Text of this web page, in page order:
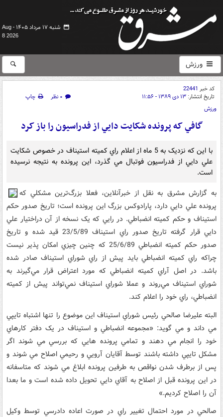
شنبه ۱۷ مرداد ۱۴۰۵ -
Aug
8 2026
ورزش
کد خبر 22441
تاریخ انتشار: ۱۳ دی ۱۳۸۹ - ۱۱:۵۶ ۰ نظر
چاپ
ورزش
گافي که پرونده شکايت دايي از فدراسيون را باز کرد
با اين که نزديک به 5 ماه از اعلام راي کميته استيناف در خصوص شکايت
علي دايي از فدراسيون فوتبال مي گذرد، اين پرونده به نتيجه نرسيده
است.
به گزارش مشرق به نقل از خبرآنلاين، فعلا بزرگ‌ترين مشکلي که
پرونده علي دايي دارد، پارادوکس بزرگ اين پرونده است؛ تاريخ صدور حکم
استيناف و حکم کميته انضباطي. در رايي که يک نسخه از آن دراختيار علي
دايي قرار گرفته تاريخ صدور راي استيناف 23/5/89 قيد شده و تاريخ
صدور حکم کميته انضباطي 25/6/89 که چنين چيزي امکان پذير نيست
چراکه راي کميته انضباطي بايد پيش از راي شوراي استيناف صادر شده
باشد. در اصل آراي کميته انضباطي که مورد اعتراض قرار مي‌گيرند به
شوراي استيناف مي‌روند و عملا شوراي استيناف نمي‌تواند پيش از کميته
انضباطي، راي خود را اعلام کند.
البته عليرضا صالحي رئيس شوراي استيناف اين موضوع را تنها اشتباه تايپي
مي داند و مي گويد: «مجموعه انضباطي و استيناف در يک دفتر کارهاي
خود را انجام مي دهند و تمامي پرونده هايي که بررسي مي شوند اگر
مشکل تايپي داشته باشند توسط آقايان آرويي و رحيمي اصلاح مي شوند و
پس از برطرف شدن نواقص به طرفين پرونده ابلاغ مي شوند که متاسفانه
در اين پرونده قبل از اصلاح به آقاي دايي تحويل داده شده است و ما بعدا
آن را اصلاح کرديم.»
صالحي در مورد احتمال تغيير راي در صورت اعاده دادرسي توسط وکيل